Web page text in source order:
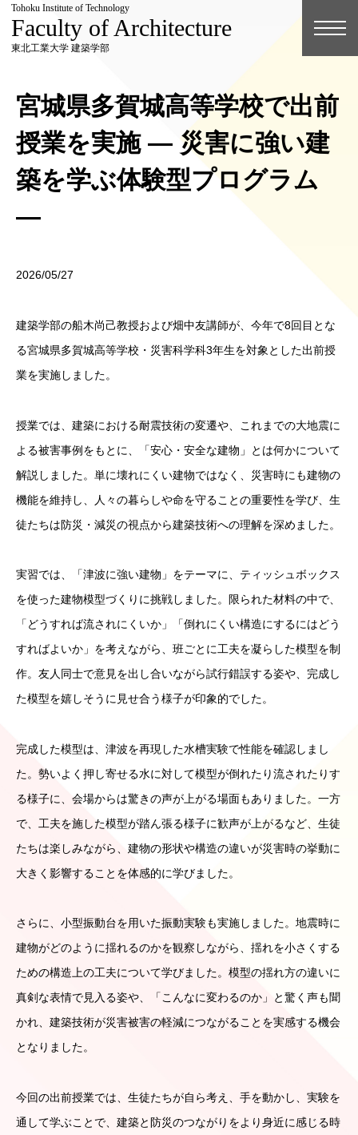
Tohoku Institute of Technology
Faculty of Architecture
東北工業大学 建築学部
宮城県多賀城高等学校で出前
授業を実施 ― 災害に強い建
築を学ぶ体験型プログラム
―
2026/05/27
建築学部の船木尚己教授および畑中友講師が、今年で8回目とな
る宮城県多賀城高等学校・災害科学科3年生を対象とした出前授
業を実施しました。
授業では、建築における耐震技術の変遷や、これまでの大地震に
よる被害事例をもとに、「安心・安全な建物」とは何かについて
解説しました。単に壊れにくい建物ではなく、災害時にも建物の
機能を維持し、人々の暮らしや命を守ることの重要性を学び、生
徒たちは防災・減災の視点から建築技術への理解を深めました。
実習では、「津波に強い建物」をテーマに、ティッシュボックス
を使った建物模型づくりに挑戦しました。限られた材料の中で、
「どうすれば流されにくいか」「倒れにくい構造にするにはどう
すればよいか」を考えながら、班ごとに工夫を凝らした模型を制
作。友人同士で意見を出し合いながら試行錯誤する姿や、完成し
た模型を嬉しそうに見せ合う様子が印象的でした。
完成した模型は、津波を再現した水槽実験で性能を確認しまし
た。勢いよく押し寄せる水に対して模型が倒れたり流されたりす
る様子に、会場からは驚きの声が上がる場面もありました。一方
で、工夫を施した模型が踏ん張る様子に歓声が上がるなど、生徒
たちは楽しみながら、建物の形状や構造の違いが災害時の挙動に
大きく影響することを体感的に学びました。
さらに、小型振動台を用いた振動実験も実施しました。地震時に
建物がどのように揺れるのかを観察しながら、揺れを小さくする
ための構造上の工夫について学びました。模型の揺れ方の違いに
真剣な表情で見入る姿や、「こんなに変わるのか」と驚く声も聞
かれ、建築技術が災害被害の軽減につながることを実感する機会
となりました。
今回の出前授業では、生徒たちが自ら考え、手を動かし、実験を
通して学ぶことで、建築と防災のつながりをより身近に感じる時